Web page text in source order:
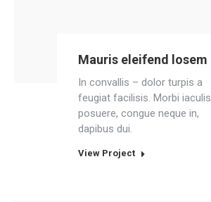
Mauris eleifend losem
In convallis – dolor turpis a
feugiat facilisis. Morbi
posuere, congue neque in,
dapibus dui.
View Project